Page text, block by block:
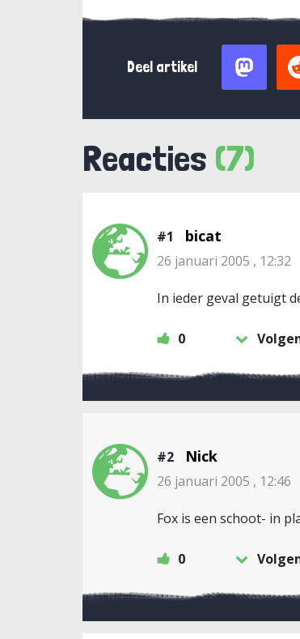
Deel artikel
Reacties (7)
#1 bicat
26 januari 2005 , 12:32
In ieder geval getuigt
0
#2 Nick
26 januari 2005 , 12:46
Fox is een schoot- in
0